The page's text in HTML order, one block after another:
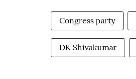
Congress party
DK Shivakumar